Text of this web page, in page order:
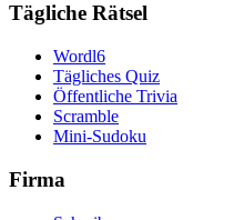
Tägliche Rätsel
Wordl6
Tägliches Quiz
Öffentliche Trivia
Scramble
Mini-Sudoku
Firma